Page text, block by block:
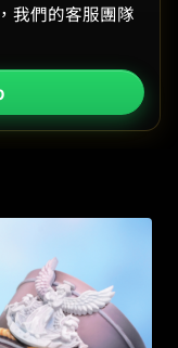
我們的客服團隊